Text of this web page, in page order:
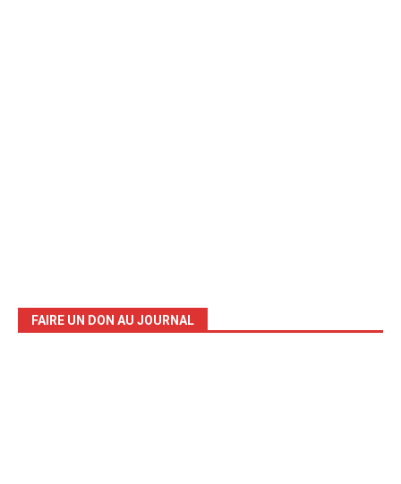
FAIRE UN DON AU JOURNAL